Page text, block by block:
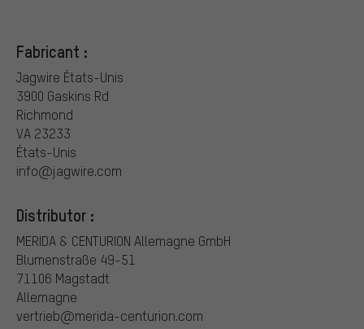
Fabricant :
Jagwire États-Unis
3900 Gaskins Rd
Richmond
VA 23233
États-Unis
info@jagwire.com
Distributor :
MERIDA & CENTURION Allemagne GmbH
Blumenstraße 49-51
71106 Magstadt
Allemagne
vertrieb@merida-centurion.com